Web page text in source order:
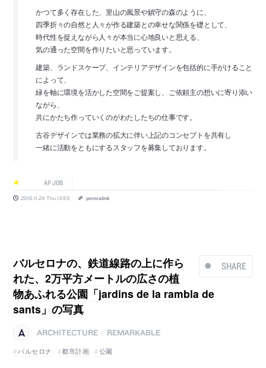
かつて多く存在した、里山の風景や鎮守の森のように、
四季折々の自然と人々が作る建築との幸せな関係を礎として、
時代性を捉えながら人々が本当に心地良いと思える、
気の通った空間を作りたいと思っています。
建築、ランドスケープ、インテリアデザインを包括的に手がけること
によって、
緑を軸に環境を活かした空間をご提案し、ご依頼主の想いに寄り添い
ながら、
共にかたち作っていくのがわたしたちの仕事です。
古谷デザインでは業務の拡大に伴い上記のコンセプトを共有し
一緒に活動をともにするスタッフを募集しております。
AP JOB
2016.11.24 Thu 13:55 permalink
SHARE
バルセロナの、鉄道線路の上に作ら
れた、2万平方メートルの広さの植
物あふれる公園「jardins de la rambla de
sants」の写真
ARCHITECTURE
REMARKABLE
バルセロナ
都市計画 公園